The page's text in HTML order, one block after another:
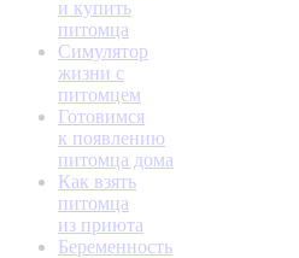
и купить
питомца
Симулятор
жизни с
питомцем
Готовимся
к появлению
питомца дома
Как взять
питомца
из приюта
Беременность